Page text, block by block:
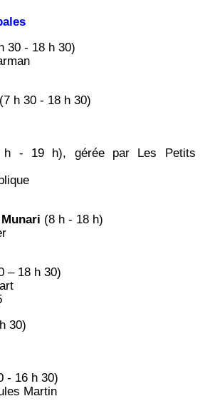
30 - 18 h 30)
h 30 - 18 h 30)
- 19 h), gérée par Les Petits
(8 h - 18 h)
– 18 h 30)
30)
- 16 h 30)
Martin